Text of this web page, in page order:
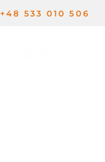
+48 533 010 506